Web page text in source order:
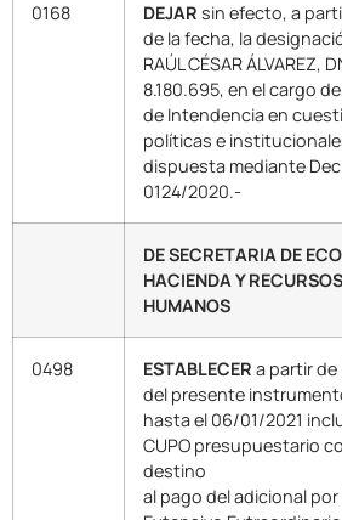
0168 DEJAR sin efecto, a
de la fecha, la
RAÚL CÉSAR ÁLVAREZ,
8.180.695, en el cargo
de Intendencia en
políticas e
dispuesta mediante
0124/2020.-
DE SECRETARIA DE
HACIENDA Y RECURSOS
HUMANOS
0498 ESTABLECER a partir de
del presente
hasta el 06/01/2021
CUPO presupuestario
destino
al pago del adicional por